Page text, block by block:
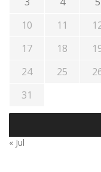
10
11
17
18
24
25
31
« Jul